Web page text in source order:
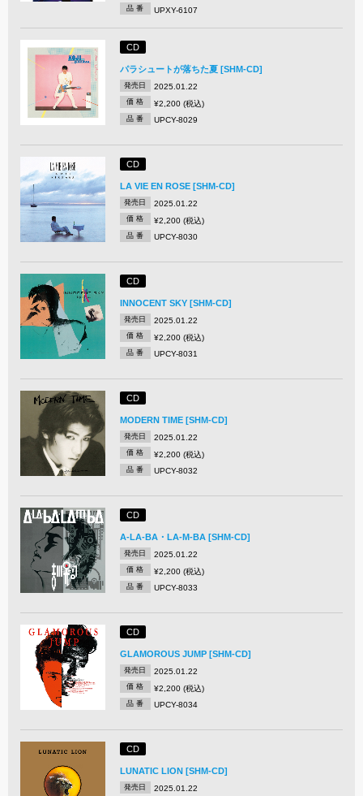
品 番 UPXY-6107
CD
パラシュートが落ちた夏 [SHM-CD]
発売日 2025.01.22
価 格 ¥2,200 (税込)
品 番 UPCY-8029
CD
LA VIE EN ROSE [SHM-CD]
発売日 2025.01.22
価 格 ¥2,200 (税込)
品 番 UPCY-8030
CD
INNOCENT SKY [SHM-CD]
発売日 2025.01.22
価 格 ¥2,200 (税込)
品 番 UPCY-8031
CD
MODERN TIME [SHM-CD]
発売日 2025.01.22
価 格 ¥2,200 (税込)
品 番 UPCY-8032
CD
A-LA-BA・LA-M-BA [SHM-CD]
発売日 2025.01.22
価 格 ¥2,200 (税込)
品 番 UPCY-8033
CD
GLAMOROUS JUMP [SHM-CD]
発売日 2025.01.22
価 格 ¥2,200 (税込)
品 番 UPCY-8034
CD
LUNATIC LION [SHM-CD]
発売日 2025.01.22